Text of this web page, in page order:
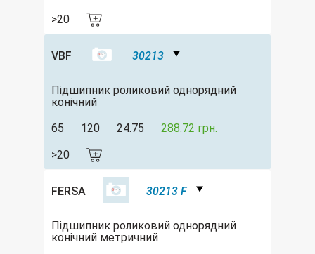
>20
VBF 30213
Підшипник роликовий однорядний
конічний
65
120 24.75 288.72 грн.
>20
FERSA 30213 F
Підшипник роликовий однорядний
конічний метричний